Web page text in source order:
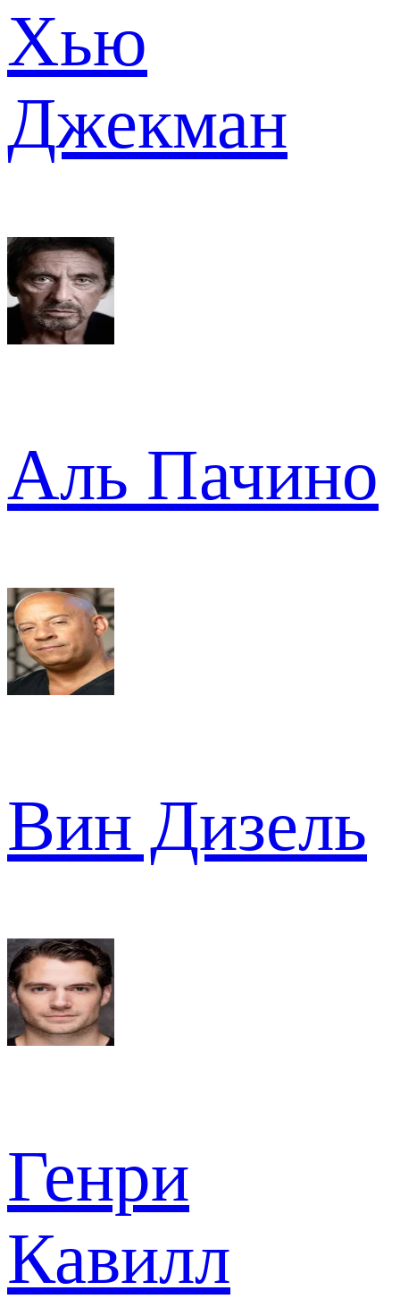
Хью
Джекман
Аль Пачино
Вин Дизель
Генри
Кавилл